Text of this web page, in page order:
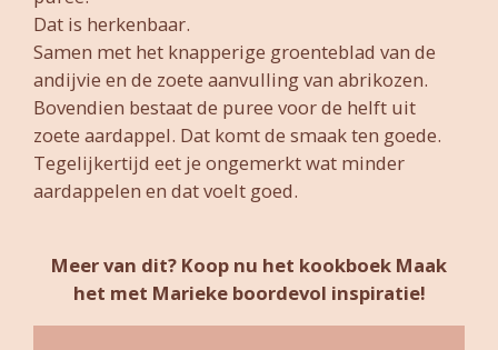
Dat is herkenbaar.
Samen met het knapperige groenteblad van de
andijvie en de zoete aanvulling van abrikozen.
Bovendien bestaat de puree voor de helft uit
zoete aardappel. Dat komt de smaak ten goede.
Tegelijkertijd eet je ongemerkt wat minder
aardappelen en dat voelt goed.
Meer van dit? Koop nu het kookboek Maak
het met Marieke boordevol inspiratie!